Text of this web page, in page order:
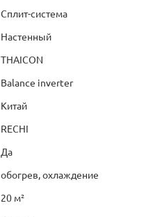
Сплит-система
Настенный
THAICON
Balance inverter
Китай
RECHI
Да
обогрев, охлаждение
20 м²